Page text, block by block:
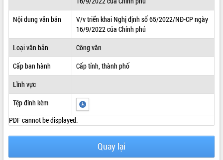
ĐIỂM TIN VĂN BẢN
Nội dung văn bản
V/v triển khai Nghị định số 65/2022/NĐ-CP ngày
16/9/2022 của Chính phủ
Loại văn bản
Công văn
Cấp ban hành
Cấp tỉnh, thành phố
Lĩnh vực
Tệp đính kèm
PDF cannot be displayed.
Quay lại